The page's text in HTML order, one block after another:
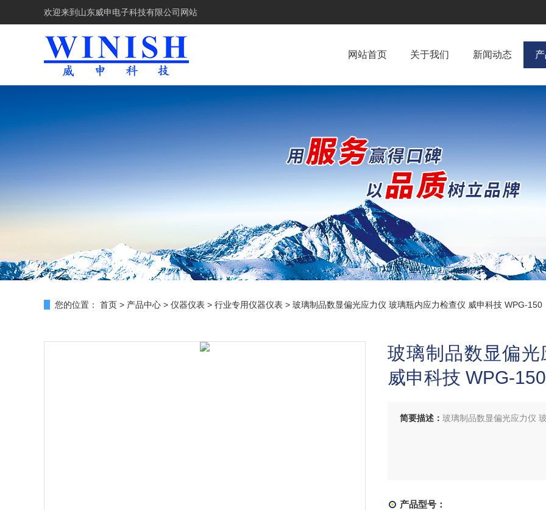
欢迎来到 山东威申电子科技有限公司网站
网站首页 关于我们 新闻动态
您的位置： 首页 > 产品中心 > 仪器仪表 > 行业专用仪器仪表 > 玻璃制品数显偏光应力仪 玻璃瓶内应力检查仪 威申科技 WPG-150
玻璃制品数显偏
威申科技 WPG-150
简要描述： 玻璃制品数显偏光应力仪
产品型号：